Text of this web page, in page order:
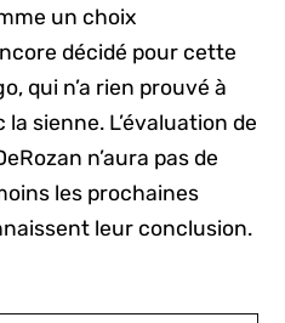
un choix
décidé pour cette
qui n’a rien prouvé à
sienne. L’évaluation de
n’aura pas de
les prochaines
leur conclusion.